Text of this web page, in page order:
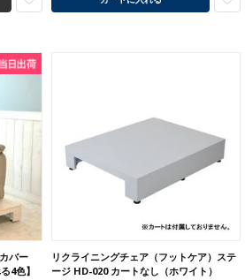
バー
4色】
リクライニングチェア（フットケア）ステ
ージ HD-020 カートなし（ホワイト）